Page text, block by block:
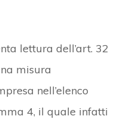
lettura dell’art. 32
misura
nell’elenco
4, il quale infatti